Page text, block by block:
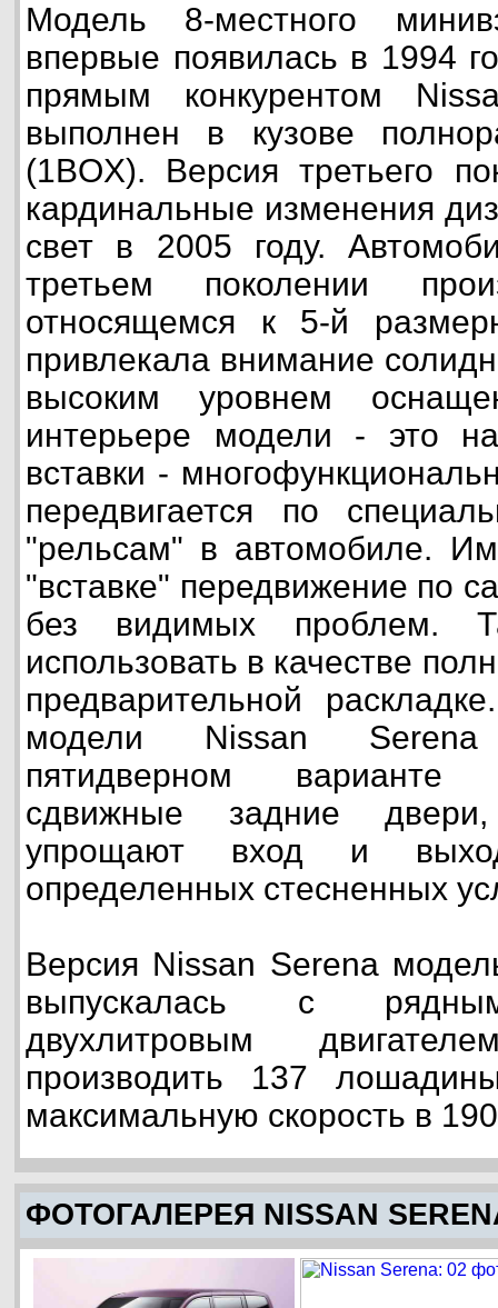
Модель 8-местного
впервые появилась в 1994
прямым конкурентом
выполнен в кузове
(1BOX). Версия третьего
кардинальные изменения
свет в 2005 году.
третьем поколении
относящемся к 5-й
привлекала внимание
высоким уровнем
интерьере модели - это
вставки -
передвигается по
"рельсам" в автомобиле.
"вставке" передвижение по
без видимых проблем.
использовать в качестве
предварительной
модели Nissan
пятидверном
сдвижные задние
упрощают вход и
определенных стесненных
Версия Nissan Serena
выпускалась с
двухлитровым
производить 137
максимальную скорость в
ФОТОГАЛЕРЕЯ NISSAN